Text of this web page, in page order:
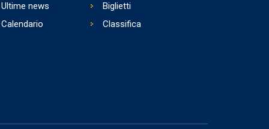
Ultime news
Biglietti
Calendario
Classifica